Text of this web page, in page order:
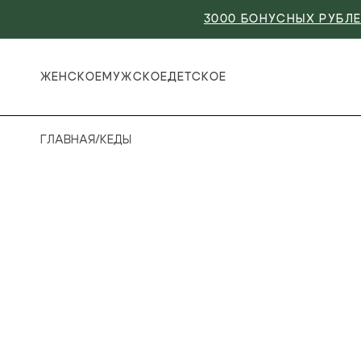
3000 БОНУСНЫХ
ЖЕНСКОЕ МУЖСКОЕДЕТСКОЕ
ГЛАВНАЯ/ КЕДЫ